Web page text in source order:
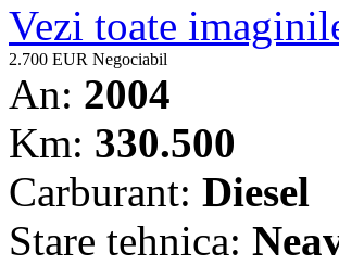
Vezi toate
2.700 EUR Negociabil
An: 2004
Km: 330.500
Carburant: Diesel
Stare tehnica: